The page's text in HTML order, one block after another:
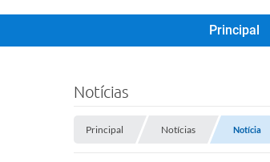
Principal
Notícias
Principal Notícias Notícia